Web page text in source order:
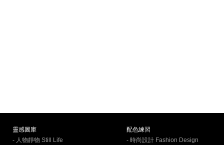
靈感圖庫
- 人物靜物 Still Life
配色練習
- 時尚設計 Fashion Design